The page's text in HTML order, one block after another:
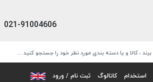
021-91004606
استخدام کاتالوگ ثبت نام / ورود